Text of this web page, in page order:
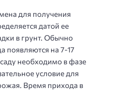
для получения
датой ее
в грунт. Обычно
появляются на 7-17
необходимо в фазе
условие для
Время прихода в